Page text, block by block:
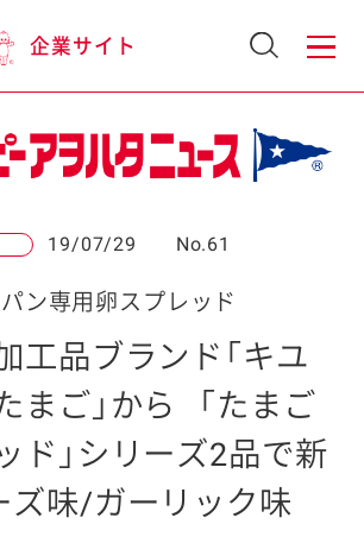
企業サイト
19/07/29 No.61
ン専用卵スプレッド
工品ブランド「キユ
まご」から
「たまご
ド」シリーズ2品で新
ズ味/ガーリック味